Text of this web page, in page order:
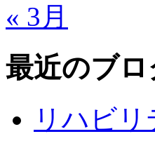
« 3月
最近のブ
リハビ